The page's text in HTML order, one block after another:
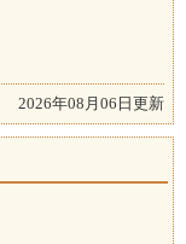
2026年08月06日更新